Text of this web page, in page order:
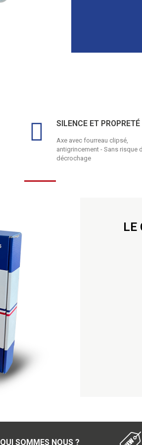
SILENCE ET PROPRETÉ
Axe avec fourreau clipsé,
antigrincement - Sans risque
décrochage
LE
QUI SOMMES NOUS ?